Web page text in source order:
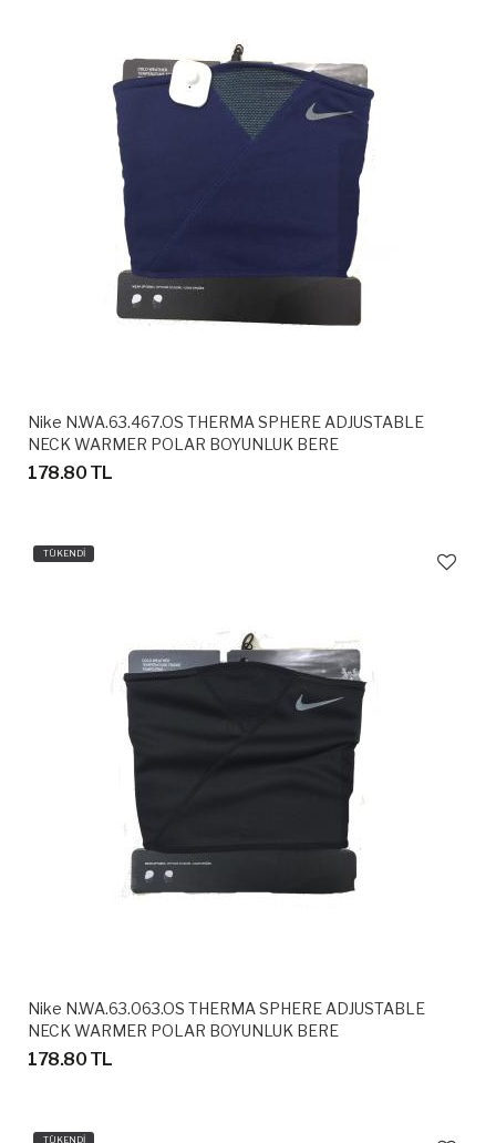
Nike N.WA.63.467.OS THERMA SPHERE ADJUSTABLE
NECK WARMER POLAR BOYUNLUK BERE
178.80 TL
TÜKENDİ
Nike N.WA.63.063.OS THERMA SPHERE ADJUSTABLE
NECK WARMER POLAR BOYUNLUK BERE
178.80 TL
TÜKENDİ